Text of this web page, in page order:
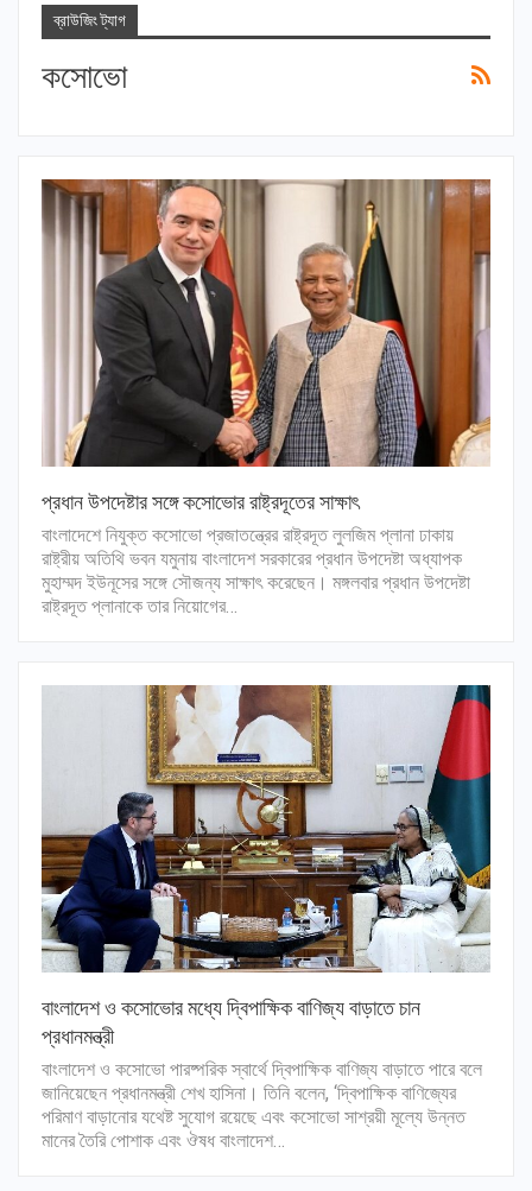
ব্রাউজিং ট্যাগ
কসোভো
প্রধান উপদেষ্টার সঙ্গে কসোভোর রাষ্ট্রদূতের সাক্ষাৎ
বাংলাদেশে নিযুক্ত কসোভো প্রজাতন্ত্রের রাষ্ট্রদূত লুলজিম প্লানা ঢাকায়
রাষ্ট্রীয় অতিথি ভবন যমুনায় বাংলাদেশ সরকারের প্রধান উপদেষ্টা অধ্যাপক
মুহাম্মদ ইউনূসের সঙ্গে সৌজন্য সাক্ষাৎ করেছেন। মঙ্গলবার প্রধান উপদেষ্টা
রাষ্ট্রদূত প্লানাকে তার নিয়োগের…
বাংলাদেশ ও কসোভোর মধ্যে দ্বিপাক্ষিক বাণিজ্য বাড়াতে চান
প্রধানমন্ত্রী
বাংলাদেশ ও কসোভো পারষ্পরিক স্বার্থে দ্বিপাক্ষিক বাণিজ্য বাড়াতে পারে বলে
জানিয়েছেন প্রধানমন্ত্রী শেখ হাসিনা। তিনি বলেন, ‘দ্বিপাক্ষিক বাণিজ্যের
পরিমাণ বাড়ানোর যথেষ্ট সুযোগ রয়েছে এবং কসোভো সাশ্রয়ী মূল্যে উন্নত
মানের তৈরি পোশাক এবং ঔষধ বাংলাদেশ…